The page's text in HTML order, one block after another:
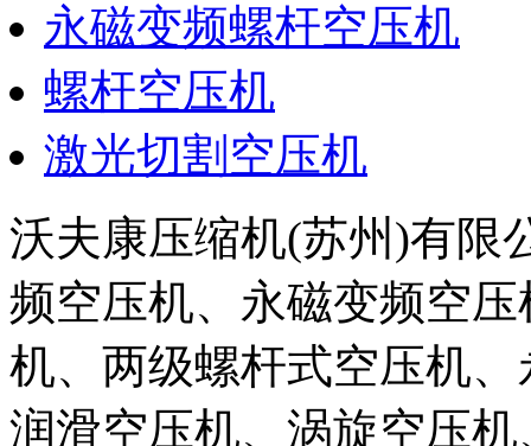
永磁变频螺杆空压机
螺杆空压机
激光切割空压机
沃夫康压缩机(苏州)有限
频空压机、永磁变频空
机、两级螺杆式空压机
润滑空压机、涡旋空压